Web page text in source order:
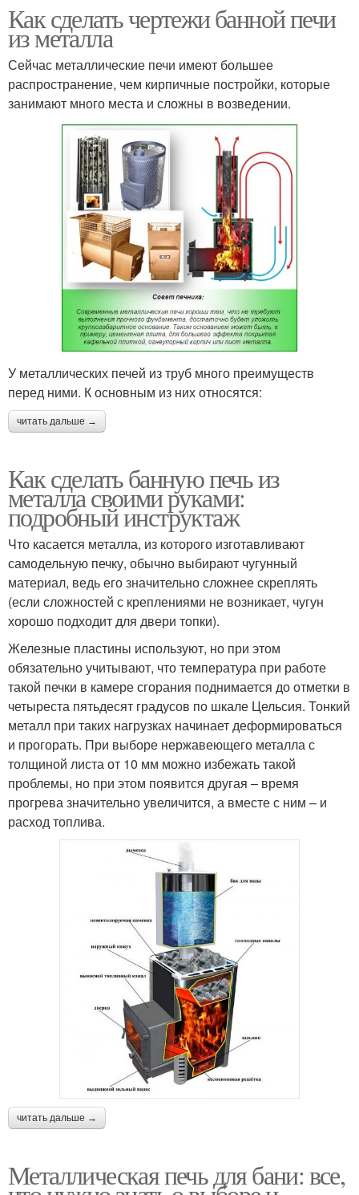
Как сделать чертежи банной печи
из металла
Сейчас металлические печи имеют большее
распространение, чем кирпичные постройки, которые
занимают много места и сложны в возведении.
У металлических печей из труб много преимуществ
перед ними. К основным из них относятся:
читать дальше →
Как сделать банную печь из
металла своими руками:
подробный инструктаж
Что касается металла, из которого изготавливают
самодельную печку, обычно выбирают чугунный
материал, ведь его значительно сложнее скреплять
(если сложностей с креплениями не возникает, чугун
хорошо подходит для двери топки).
Железные пластины используют, но при этом
обязательно учитывают, что температура при работе
такой печки в камере сгорания поднимается до отметки в
четыреста пятьдесят градусов по шкале Цельсия. Тонкий
металл при таких нагрузках начинает деформироваться
и прогорать. При выборе нержавеющего металла с
толщиной листа от 10 мм можно избежать такой
проблемы, но при этом появится другая – время
прогрева значительно увеличится, а вместе с ним – и
расход топлива.
читать дальше →
Металлическая печь для бани: все,